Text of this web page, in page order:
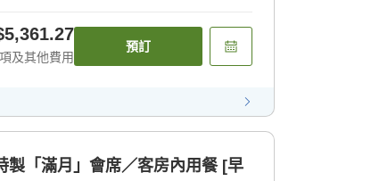
及其他費用
預訂
製「滿月」會席／客房內用餐 [早